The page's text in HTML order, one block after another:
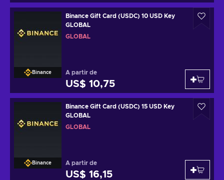
Binance
Binance Gift Card (USDC) 10 USD Key
GLOBAL
GLOBAL
A partir de
US$ 10,75
Binance
Binance Gift Card (USDC) 15 USD Key
GLOBAL
GLOBAL
A partir de
US$ 16,15